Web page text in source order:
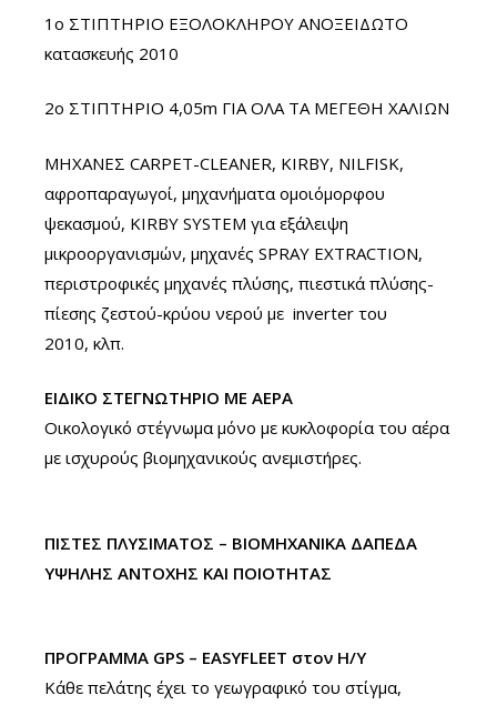
1ο ΣΤΙΠΤΗΡΙΟ ΕΞΟΛΟΚΛΗΡΟΥ ΑΝΟΞΕΙΔΩΤΟ
κατασκευής 2010
2ο ΣΤΙΠΤΗΡΙΟ 4,05m ΓΙΑ ΟΛΑ ΤΑ ΜΕΓΕΘΗ ΧΑΛΙΩΝ
ΜΗΧΑΝΕΣ CARPET-CLEANER, KIRBY, NILFISK,
αφροπαραγωγοί, μηχανήματα ομοιόμορφου
ψεκασμού, KIRBY SYSTEM για εξάλειψη
μικροοργανισμών, μηχανές SPRAY EXTRACTION,
περιστροφικές μηχανές πλύσης, πιεστικά πλύσης-
πίεσης ζεστού-κρύου νερού με inverter του
2010, κλπ.
ΕΙΔΙΚΟ ΣΤΕΓΝΩΤΗΡΙΟ ΜΕ ΑΕΡΑ
Οικολογικό στέγνωμα μόνο με κυκλοφορία του αέρα
με ισχυρούς βιομηχανικούς ανεμιστήρες.
ΠΙΣΤΕΣ ΠΛΥΣΙΜΑΤΟΣ – ΒΙΟΜΗΧΑΝΙΚΑ ΔΑΠΕΔΑ
ΥΨΗΛΗΣ ΑΝΤΟΧΗΣ ΚΑΙ ΠΟΙΟΤΗΤΑΣ
ΠΡΟΓΡΑΜΜΑ GPS – EASYFLEET στον H/Y
Κάθε πελάτης έχει το γεωγραφικό του στίγμα,